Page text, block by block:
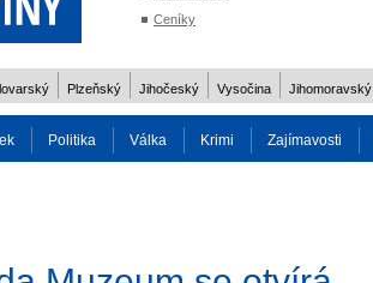
Ceníky
Plzeňský Jihočeský Vysočina Jihomoravský
Politika Válka Krimi Zajímavosti